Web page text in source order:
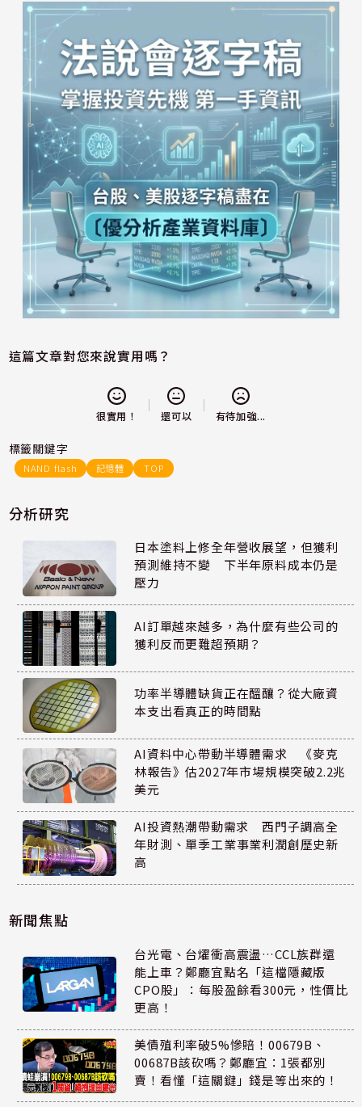
這篇文章對您來說實用嗎？
很實用！ 還可以 有待加強...
標籤關鍵字
NAND flash 記憶體 TOP
分析研究
日本塗料上修全年營收展望，但獲利
預測維持不變 下半年原料成本仍是
壓力
AI訂單越來越多，為什麼有些公司的
獲利反而更難超預期？
功率半導體缺貨正在醞釀？從大廠資
本支出看真正的時間點
AI資料中心帶動半導體需求 《麥克
林報告》估2027年市場規模突破2.2兆
美元
AI投資熱潮帶動需求 西門子調高全
年財測、單季工業事業利潤創歷史新
高
新聞焦點
台光電、台燿衝高震盪…CCL族群還
能上車？鄭廳宜點名「這檔隱藏版
CPO股」：每股盈餘看300元，性價比
更高！
美債殖利率破5%慘賠！00679B、
00687B該砍嗎？鄭廳宜：1張都別
賣！看懂「這關鍵」錢是等出來的！